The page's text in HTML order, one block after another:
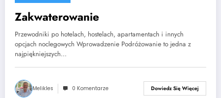
Zakwaterowanie
Przewodniki po hotelach, hostelach, apartamentach i innych
opcjach noclegowych Wprowadzenie Podróżowanie to jedna z
najpiękniejszych…
Melikles 0 Komentarze Dowiedz Się Więcej